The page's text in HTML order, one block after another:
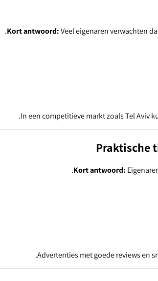
Kort antwoord:Veel eigenaren verwachten
In een competitieve markt zoals Tel Aviv
Praktische
Kort antwoord:
Advertenties met goede reviews en